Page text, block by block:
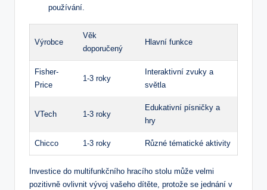
používání.
Výrobce
Věk
doporučený
Hlavní funkce
Fisher-
Price
1-3 roky
Interaktivní zvuky a
světla
VTech 1-3 roky
Edukativní písničky⁤ a
hry
Chicco 1-3 roky Různé tématické aktivity
Investice do multifunkčního hracího stolu ⁤může⁢ velmi⁢
pozitivně ovlivnit vývoj vašeho dítěte, protože se jednání v